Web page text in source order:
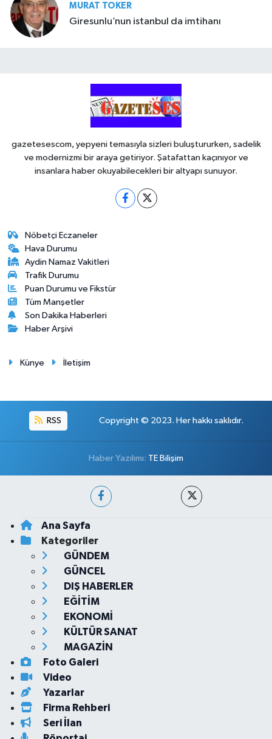
MURAT TOKER
Giresunlu’nun istanbul da imtihanı
gazetesescom, yepyeni temasıyla sizleri buluştururken, sadelik
ve modernizmi bir araya getiriyor. Şatafattan kaçınıyor ve
insanlara haber okuyabilecekleri bir altyapı sunuyor.
Nöbetçi Eczaneler
Hava Durumu
Aydin Namaz Vakitleri
Trafik Durumu
Puan Durumu ve Fikstür
Tüm Manşetler
Son Dakika Haberleri
Haber Arşivi
Künye İletişim
RSS Copyright © 2023. Her hakkı saklıdır.
Haber Yazılımı: TE Bilişim
Ana Sayfa
Kategoriler
GÜNDEM
GÜNCEL
DIŞ HABERLER
EĞİTİM
EKONOMİ
KÜLTÜR SANAT
MAGAZİN
Foto Galeri
Video
Yazarlar
Firma Rehberi
Seri İlan